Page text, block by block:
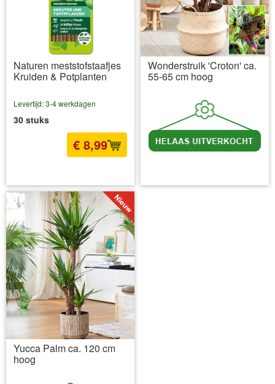
Naturen meststofstaafjes
Kruiden & Potplanten
Levertijd: 3-4 werkdagen
30 stuks
€ 8,99
Wonderstruik 'Croton' ca.
55-65 cm hoog
Yucca Palm ca. 120 cm
hoog